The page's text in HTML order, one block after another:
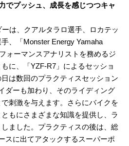
でプッシュ、成長を感じつつキャ
は、クアルタラロ選手、ロカテッ
、「Monster Energy Yamaha
ォーマンスアナリストを務めるジ
に、「YZF-R7」によるセッショ
は数回のプラクティスセッション
ダーも加わり、そのライディング
刺激を与えます。さらにバイクを
もにさまざまな知識を提供し、ラ
ました。プラクティスの後は、総
スに出てアタックするスーパーポ